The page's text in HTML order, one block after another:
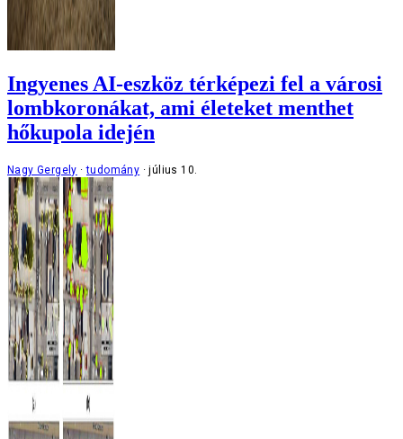
Ingyenes AI-eszköz térképezi fel a városi
lombkoronákat, ami életeket menthet
hőkupola idején
Nagy Gergely tudomány július 10.